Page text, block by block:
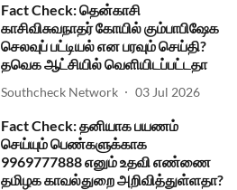
Fact Check: தென்காசி
காசிவிசுவநாதர் கோயில் கும்பாபிஷேக
செலவுப் பட்டியல் என பரவும் செய்தி?
தவெக ஆட்சியில் வெளியிடப்பட்டதா
Southcheck Network 03 Jul 2026
Fact Check: தனியாக பயணம்
செய்யும் பெண்களுக்காக
9969777888 எனும் உதவி எண்ணை
தமிழக காவல்துறை அறிவித்துள்ளதா?